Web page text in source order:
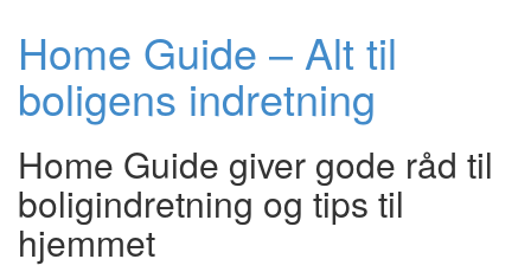
Home Guide – Alt til
boligens indretning
Home Guide giver gode råd til
boligindretning og tips til
hjemmet